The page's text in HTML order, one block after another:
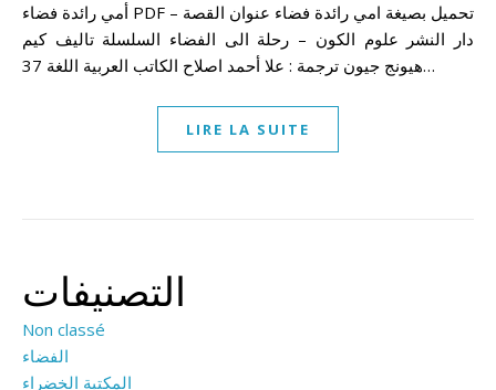
أمي رائدة فضاء PDF تحميل بصيغة امي رائدة فضاء عنوان القصة –
دار النشر علوم الكون – رحلة الى الفضاء السلسلة تاليف كيم
هيونج جيون ترجمة : علا أحمد اصلاح الكاتب العربية اللغة 37…
LIRE LA SUITE
التصنيفات
Non classé
الفضاء
المكتبة الخضراء